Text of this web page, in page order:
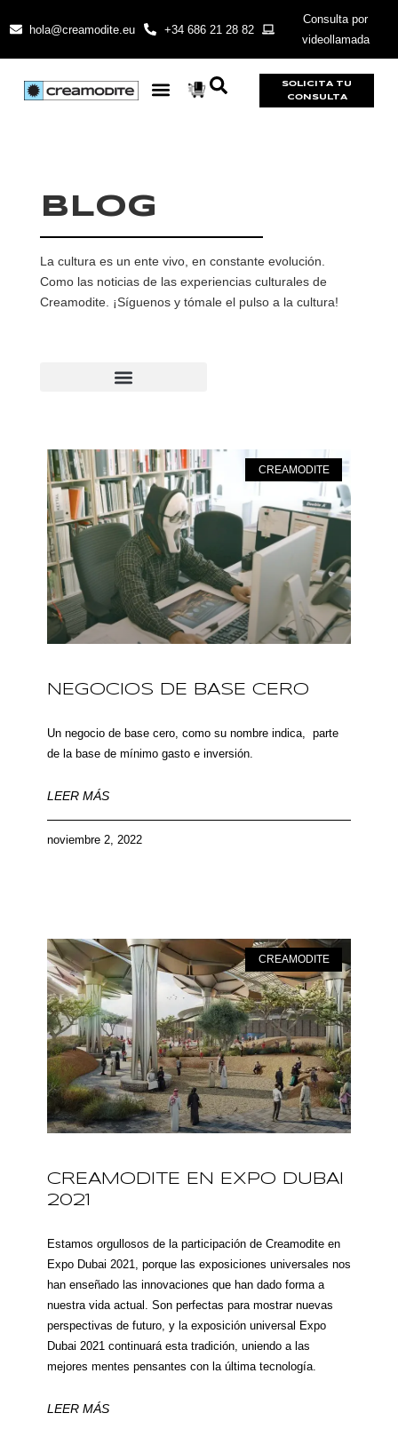
hola@creamodite.eu +34 686 21 28 82
Consulta por
videollamada
SOLICITA TU
CONSULTA
BLOG
La cultura es un ente vivo, en constante evolución.
Como las noticias de las experiencias culturales de
Creamodite. ¡Síguenos y tómale el pulso a la cultura!
CREAMODITE
NEGOCIOS DE BASE CERO
Un negocio de base cero, como su nombre indica, parte
de la base de mínimo gasto e inversión.
LEER MÁS
noviembre 2, 2022
CREAMODITE
CREAMODITE EN EXPO DUBAI
2021
Estamos orgullosos de la participación de Creamodite en
Expo Dubai 2021, porque las exposiciones universales nos
han enseñado las innovaciones que han dado forma a
nuestra vida actual. Son perfectas para mostrar nuevas
perspectivas de futuro, y la exposición universal Expo
Dubai 2021 continuará esta tradición, uniendo a las
mejores mentes pensantes con la última tecnología.
LEER MÁS